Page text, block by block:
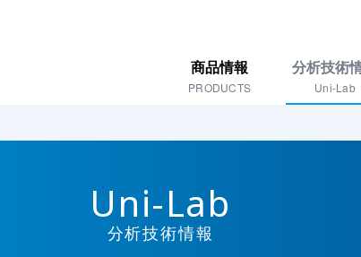
商品情報
PRODUCTS
分析技術
Uni-Lab
Uni-Lab
分析技術情報